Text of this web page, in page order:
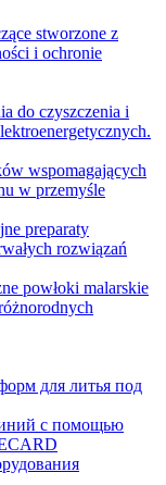
stworzone z
i ochronie
do czyszczenia i
wspomagających
w przemyśle
preparaty
rozwiązań
powłoki malarskie
для литья под
с помощью